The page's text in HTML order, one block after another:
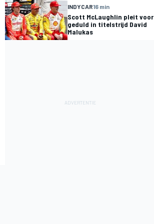
INDYCAR16 min
Scott McLaughlin pleit voor
geduld in titelstrijd David
Malukas